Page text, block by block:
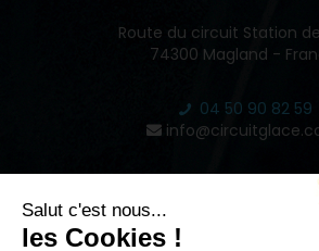
Route du circuit Station
74300 Magland -
04 50 90 82 59
2022 © CIRCUIT GLACE DE FLAINE -